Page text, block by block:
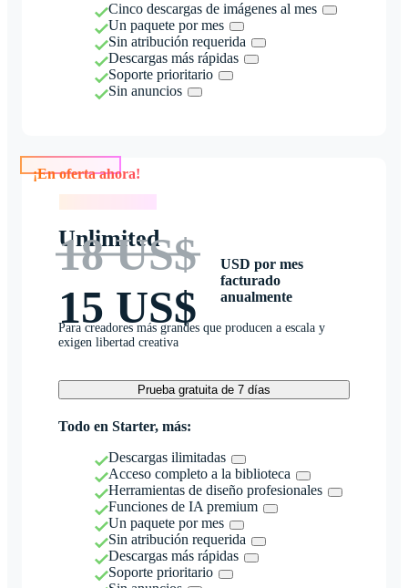
Cinco descargas de imágenes al mes
Un paquete por mes
Sin atribución requerida
Descargas más rápidas
Soporte prioritario
Sin anuncios
Unlimited
18 US$
15 US$
USD por mes
facturado
anualmente
Para creadores más grandes que producen a escala y
exigen libertad creativa
Prueba gratuita de 7 días
Todo en Starter, más:
Descargas ilimitadas
Acceso completo a la biblioteca
Herramientas de diseño profesionales
Funciones de IA premium
Un paquete por mes
Sin atribución requerida
Descargas más rápidas
Soporte prioritario